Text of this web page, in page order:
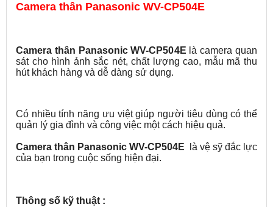
Camera thân Panasonic WV-CP504E
Camera thân Panasonic WV-CP504E là camera quan
sát cho hình ảnh sắc nét, chất lượng cao, mẫu mã thu
hút khách hàng và dễ dàng sử dụng.
Có nhiều tính năng ưu việt giúp người tiêu dùng có thể
quản lý gia đình và công việc một cách hiệu quả.
Camera thân Panasonic WV-CP504E là vệ sỹ đắc lực
của bạn trong cuộc sống hiện đại.
Thông số kỹ thuật :